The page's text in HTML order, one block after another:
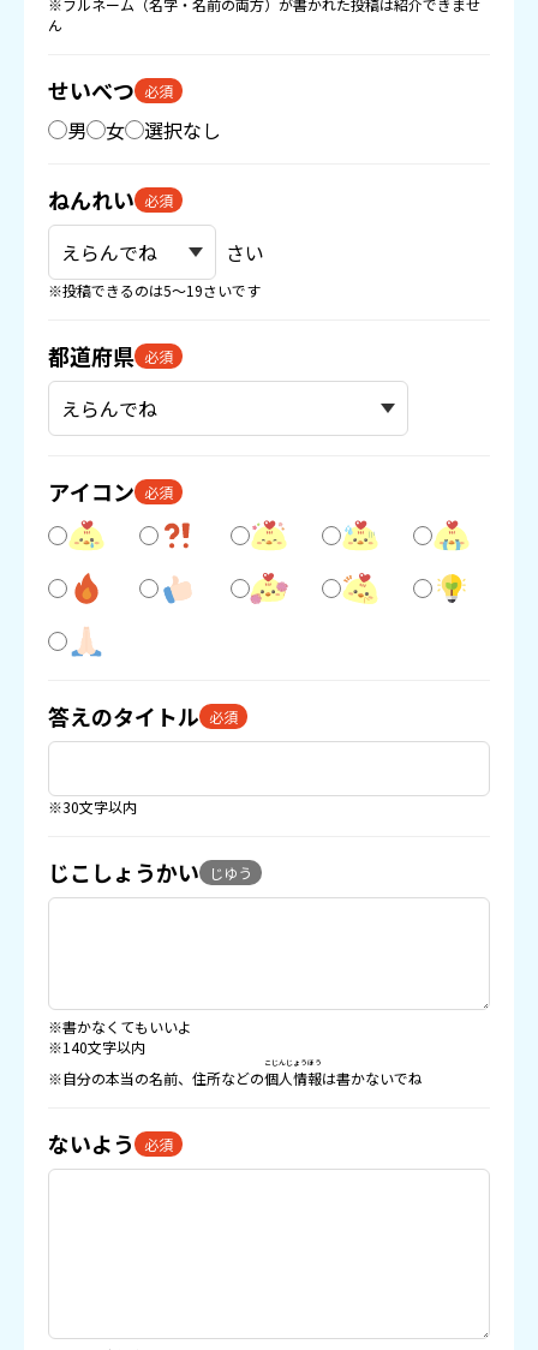
※フルネーム（名字・名前の両方）が書かれた投稿は紹介できませ
ん
せいべつ 必須
男 女 選択なし
ねんれい 必須
さい
※投稿できるのは5〜19さいです
都道府県 必須
アイコン 必須
答えのタイトル 必須
※30文字以内
じこしょうかい じゆう
※書かなくてもいいよ
※140文字以内
※自分の本当の名前、住所などの個人情報
こじんじょうほう
は書かないでね
ないよう 必須